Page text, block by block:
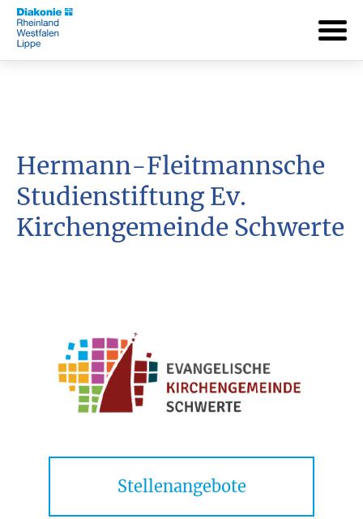
Hermann-Fleitmannsche
Studienstiftung Ev.
Kirchengemeinde Schwerte
Stellenangebote